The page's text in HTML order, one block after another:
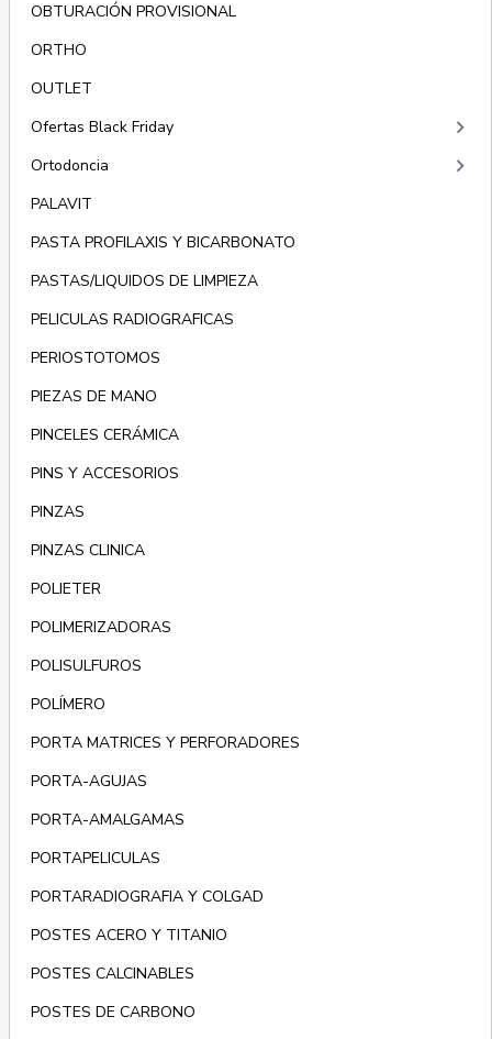
OBTURACIÓN PROVISIONAL
ORTHO
OUTLET
Ofertas Black Friday
keyboard_arrow_right
Ortodoncia keyboard_arrow_right
PALAVIT
PASTA PROFILAXIS Y BICARBONATO
PASTAS/LIQUIDOS DE LIMPIEZA
PELICULAS RADIOGRAFICAS
PERIOSTOTOMOS
PIEZAS DE MANO
PINCELES CERÁMICA
PINS Y ACCESORIOS
PINZAS
PINZAS CLINICA
POLIETER
POLIMERIZADORAS
POLISULFUROS
POLÍMERO
PORTA MATRICES Y PERFORADORES
PORTA-AGUJAS
PORTA-AMALGAMAS
PORTAPELICULAS
PORTARADIOGRAFIA Y COLGAD
POSTES ACERO Y TITANIO
POSTES CALCINABLES
POSTES DE CARBONO